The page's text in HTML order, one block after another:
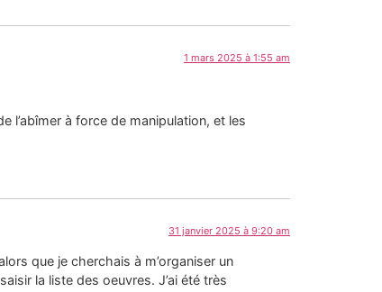
1 mars 2025 à 1:55 am
l’abîmer à force de manipulation, et les
31 janvier 2025 à 9:20 am
que je cherchais à m’organiser un
la liste des oeuvres. J’ai été très